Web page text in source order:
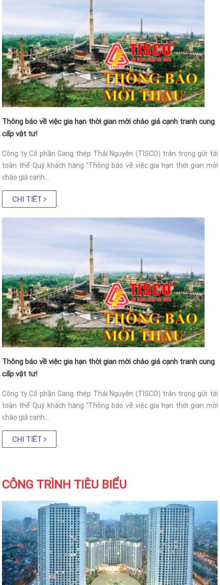
Thông báo về việc gia hạn thời gian mời chào giá cạnh tranh cung
cấp vật tư!
Công ty Cổ phần Gang thép Thái Nguyên (TISCO) trân trọng gửi tới
toàn thể Quý khách hàng "Thông báo về việc gia hạn thời gian mời
chào giá cạnh...
CHI TIẾT
Thông báo về việc gia hạn thời gian mời chào giá cạnh tranh cung
cấp vật tư!
Công ty Cổ phần Gang thép Thái Nguyên (TISCO) trân trọng gửi tới
toàn thể Quý khách hàng "Thông báo về việc gia hạn thời gian mời
chào giá cạnh...
CHI TIẾT
CÔNG TRÌNH TIÊU BIỂU